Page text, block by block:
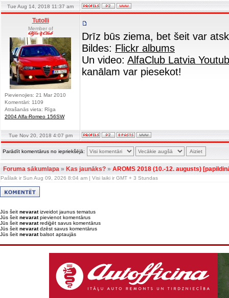
Tue Aug 14, 2018 11:37 am
Tutolli
Member of
Pievienojies: 21 Mar 2010
Komentāri: 1109
Atrašanās vieta: Rīga
2004 Alfa-Romeo 156SW
Drīz būs ziema, bet šeit var
Bildes: Flickr albums
Un video: AlfaClub Latvia
kanālam var piesekot!
Tue Nov 20, 2018 4:07 pm
Parādīt komentārus no iepriekšējā:
Foruma sākumlapa»Kas jaunāks?»AROMS 2018 (10.-12. augusts)
Pašlaik ir Sun Aug 09, 2026 8:04 am | Visi laiki ir GMT + 3 Stundas
Jūs šeit nevaratizveidot jaunus tematus
Jūs šeit nevaratpievienot komentārus
Jūs šeit nevaratrediģēt savus komentārus
Jūs šeit nevaratdzēst savus komentārus
Jūs šeit nevaratbalsot aptaujās